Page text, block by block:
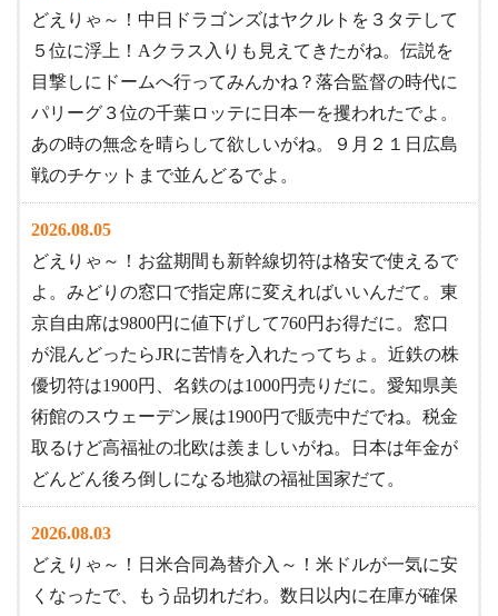
どえりゃ～！中日ドラゴンズはヤクルトを３タテして
５位に浮上！Aクラス入りも見えてきたがね。伝説を
目撃しにドームへ行ってみんかね？落合監督の時代に
パリーグ３位の千葉ロッテに日本一を攫われたでよ。
あの時の無念を晴らして欲しいがね。９月２１日広島
戦のチケットまで並んどるでよ。
2026.08.05
どえりゃ～！お盆期間も新幹線切符は格安で使えるで
よ。みどりの窓口で指定席に変えればいいんだて。東
京自由席は9800円に値下げして760円お得だに。窓口
が混んどったらJRに苦情を入れたってちょ。近鉄の株
優切符は1900円、名鉄のは1000円売りだに。愛知県美
術館のスウェーデン展は1900円で販売中だでね。税金
取るけど高福祉の北欧は羨ましいがね。日本は年金が
どんどん後ろ倒しになる地獄の福祉国家だて。
2026.08.03
どえりゃ～！日米合同為替介入～！米ドルが一気に安
くなったで、もう品切れだわ。数日以内に在庫が確保